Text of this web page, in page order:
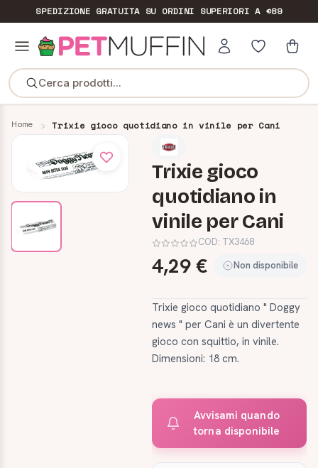
SPEDIZIONE GRATUITASU ORDINI SUPERIORI A €89
Cerca prodotti...
Home Trixie gioco quotidiano in vinile per Cani
Trixie gioco
quotidiano in
vinile per Cani
COD: TX3468
4,29 € Non disponibile
Trixie gioco quotidiano " Doggy
news " per Cani è un divertente
gioco con squittio, in vinile.
Dimensioni: 18 cm.
Avvisami quando
torna disponibile